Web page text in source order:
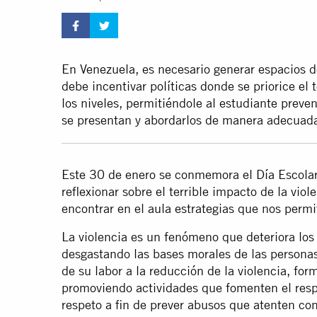
En Venezuela, es necesario generar
debe incentivar políticas donde se priorice el
los niveles, permitiéndole al estudiante
se presentan y abordarlos de manera
Este 30 de enero se conmemora el Día
reflexionar sobre el terrible impacto de la
encontrar en el aula estrategias que nos
La violencia es un fenómeno que deteriora
desgastando las bases morales de las
de su labor a la reducción de la violencia,
promoviendo actividades que fomenten el
respeto a fin de prever abusos que atenten